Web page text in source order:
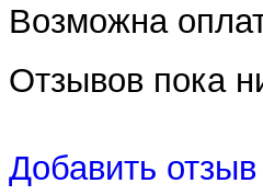
Возможна
Отзывов пока
Добавить отзыв